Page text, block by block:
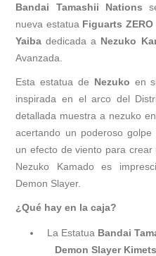
Bandai Tamashii Nations
nueva estatua Figuarts ZERO
Yaiba dedicada a Nezuko
Avanzada.
Esta estatua de Nezuko en
inspirada en el arco del
detallada muestra a nezuko
acertando un poderoso
un efecto de viento para crear
Nezuko Kamado es
Demon Slayer.
¿Qué hay en la caja?
La Estatua Bandai
Demon Slayer